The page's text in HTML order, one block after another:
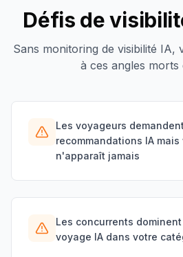
Défis de
Sans monitoring de visibilité IA,
à ces angles morts
Les voyageurs
recommandations IA
n'apparaît jamais
Les concurrents
voyage IA dans votre